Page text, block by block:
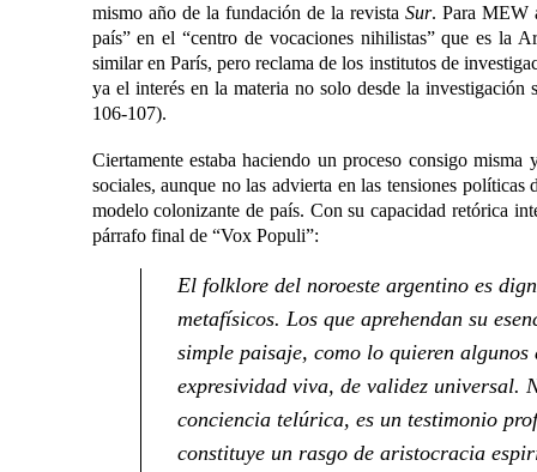
mismo año de la fundación de la revista Sur. Para MEW
país” en el “centro de vocaciones nihilistas” que es la
similar en París, pero reclama de los institutos de
ya el interés en la materia no solo desde la
106-107).
Ciertamente estaba haciendo un proceso consigo
sociales, aunque no las advierta en las tensiones
modelo colonizante de país. Con su capacidad retórica
párrafo final de “Vox Populi”:
El folklore del noroeste argentino es
metafísicos. Los que aprehendan su
simple paisaje, como lo quieren
expresividad viva, de validez universal.
conciencia telúrica, es un testimonio
constituye un rasgo de aristocracia